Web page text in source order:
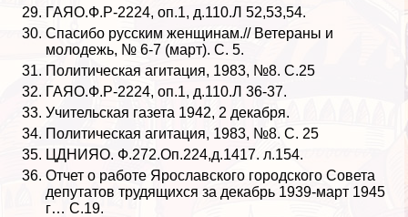
ГАЯО.Ф.Р-2224, оп.1, д.110.Л 52,53,54.
Спасибо русским женщинам.// Ветераны и
молодежь, № 6-7 (март). С. 5.
Политическая агитация, 1983, №8. С.25
ГАЯО.Ф.Р-2224, оп.1, д.110.Л 36-37.
Учительская газета 1942, 2 декабря.
Политическая агитация, 1983, №8. С. 25
ЦДНИЯО. Ф.272.Оп.224,д.1417. л.154.
Отчет о работе Ярославского городского Совета
депутатов трудящихся за декабрь 1939-март 1945
г… С.19.